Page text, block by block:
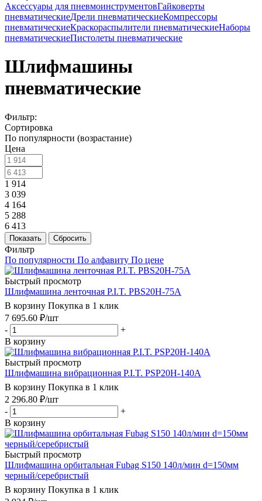
Аксессуары для пневмоинструментовГайковерты
пневматическиеДрели пневматическиеКомпрессоры
пневматическиеКраскораспылители пневматическиеНаборы
пневматическиеПистолеты пневматические
Шлифмашины
пневматические
Фильтр:
Сортировка
По популярности (возрастание)
Цена
1 914
3 039
4 164
5 288
6 413
Показать Сбросить
Фильтр
По популярности По алфавиту По цене
Быстрый просмотр
Шлифмашина ленточная P.I.T. PBS20H-75A
В корзину Покупка в 1 клик
7 695.60 ₽/шт
-
+
В корзину
Быстрый просмотр
Шлифмашина вибрационная P.I.T. PSP20H-140A
В корзину Покупка в 1 клик
2 296.80 ₽/шт
-
+
В корзину
Быстрый просмотр
Шлифмашина орбитальная Fubag S150 140л/мин d=150мм
черный/серебристый
В корзину Покупка в 1 клик